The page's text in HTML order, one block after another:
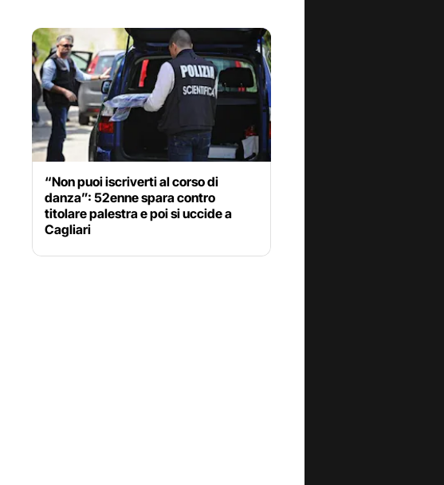
“Non puoi iscriverti al corso di
danza”: 52enne spara contro
titolare palestra e poi si uccide a
Cagliari